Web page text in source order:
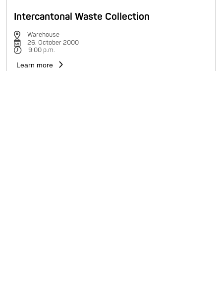
Intercantonal Waste Collection
Warehouse
26. October 2000
9:00 p.m.
Learn more